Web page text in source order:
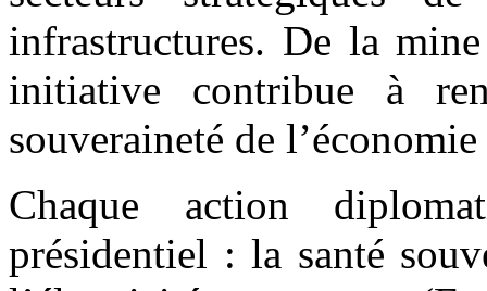
infrastructures. De la
initiative contribue à
souveraineté de
Chaque action
présidentiel : la santé